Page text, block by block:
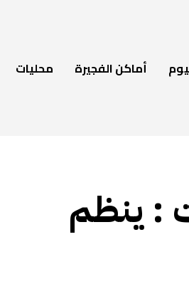
أماكن الفجيرة محليات
:ينظم